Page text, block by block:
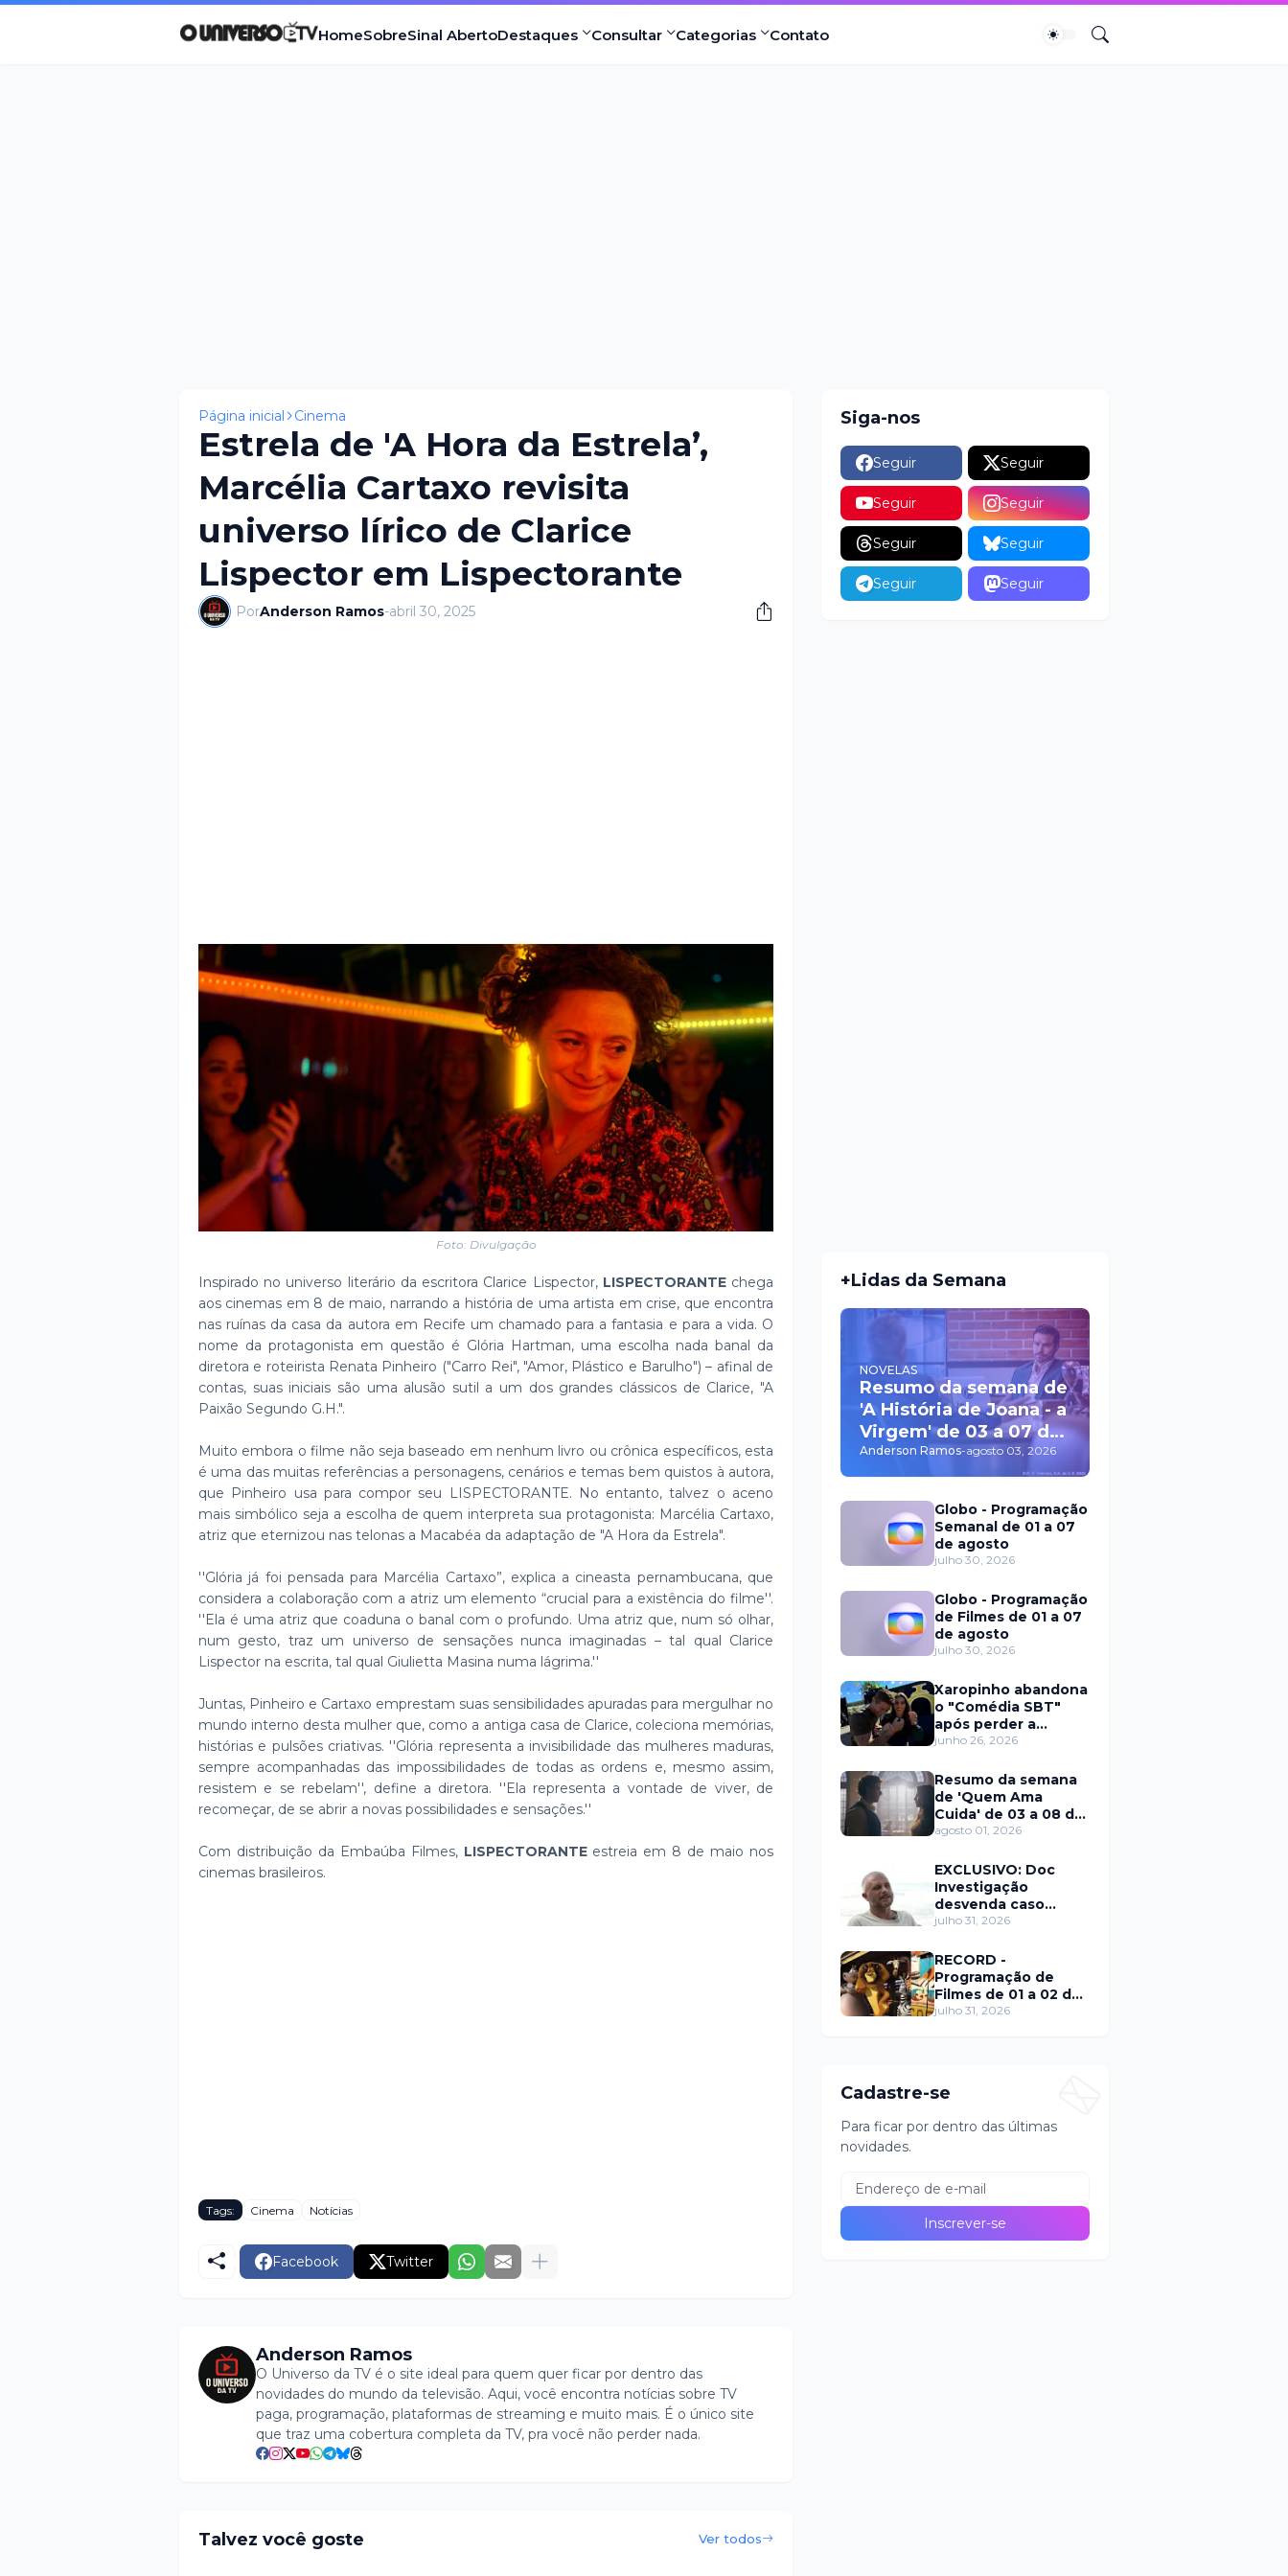
HomeSobreSinal AbertoDestaques Consultar Categorias Contato
Página inicial Cinema
Estrela de 'A Hora da Estrela’,
Marcélia Cartaxo revisita
universo lírico de Clarice
Lispector em Lispectorante
PorAnderson Ramos-abril 30, 2025
Foto: Divulgação
Inspirado no universo literário da escritora Clarice Lispector, LISPECTORANTE chega
aos cinemas em 8 de maio, narrando a história de uma artista em crise, que encontra
nas ruínas da casa da autora em Recife um chamado para a fantasia e para a vida. O
nome da protagonista em questão é Glória Hartman, uma escolha nada banal da
diretora e roteirista Renata Pinheiro ("Carro Rei", "Amor, Plástico e Barulho") – afinal de
contas, suas iniciais são uma alusão sutil a um dos grandes clássicos de Clarice, "A
Paixão Segundo G.H.".
Muito embora o filme não seja baseado em nenhum livro ou crônica específicos, esta
é uma das muitas referências a personagens, cenários e temas bem quistos à autora,
que Pinheiro usa para compor seu LISPECTORANTE. No entanto, talvez o aceno
mais simbólico seja a escolha de quem interpreta sua protagonista: Marcélia Cartaxo,
atriz que eternizou nas telonas a Macabéa da adaptação de "A Hora da Estrela".
''Glória já foi pensada para Marcélia Cartaxo”, explica a cineasta pernambucana, que
considera a colaboração com a atriz um elemento “crucial para a existência do filme''.
''Ela é uma atriz que coaduna o banal com o profundo. Uma atriz que, num só olhar,
num gesto, traz um universo de sensações nunca imaginadas – tal qual Clarice
Lispector na escrita, tal qual Giulietta Masina numa lágrima.''
Juntas, Pinheiro e Cartaxo emprestam suas sensibilidades apuradas para mergulhar no
mundo interno desta mulher que, como a antiga casa de Clarice, coleciona memórias,
histórias e pulsões criativas. ''Glória representa a invisibilidade das mulheres maduras,
sempre acompanhadas das impossibilidades de todas as ordens e, mesmo assim,
resistem e se rebelam'', define a diretora. ''Ela representa a vontade de viver, de
recomeçar, de se abrir a novas possibilidades e sensações.''
Com distribuição da Embaúba Filmes, LISPECTORANTE estreia em 8 de maio nos
cinemas brasileiros.
Tags: Cinema Notícias
Facebook Twitter
Anderson Ramos
O Universo da TV é o site ideal para quem quer ficar por dentro das
novidades do mundo da televisão. Aqui, você encontra notícias sobre TV
paga, programação, plataformas de streaming e muito mais. É o único site
que traz uma cobertura completa da TV, pra você não perder nada.
Talvez você goste Ver todos
Siga-nos
Seguir Seguir
Seguir Seguir
Seguir Seguir
Seguir Seguir
+Lidas da Semana
NOVELAS
Resumo da semana de
'A História de Joana - a
Virgem' de 03 a 07 de
agosto
Anderson Ramos-agosto 03, 2026
Globo - Programação
Semanal de 01 a 07
de agosto
julho 30, 2026
Globo - Programação
de Filmes de 01 a 07
de agosto
julho 30, 2026
Xaropinho abandona
o "Comédia SBT"
após perder a
paciência com Sarro
junho 26, 2026
Resumo da semana
de 'Quem Ama
Cuida' de 03 a 08 de
agosto
agosto 01, 2026
EXCLUSIVO: Doc
Investigação
desvenda caso
Eduardo Martins e
trás de fraude
internacional
julho 31, 2026
RECORD -
Programação de
Filmes de 01 a 02 de
agosto
julho 31, 2026
Cadastre-se
Para ficar por dentro das últimas
novidades.